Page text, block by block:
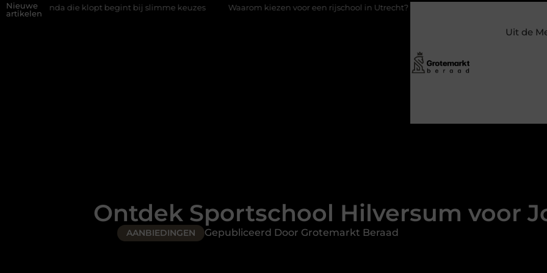
Nieuwe
artikelen
die klopt begint bij slimme keuzes Waarom kiezen voor een rijschool in Utrecht? Duurzaamheid verweven in de
Uit de
Ontdek Sportschool Hilversum voor
AANBIEDINGEN Gepubliceerd Door Grotemarkt Beraad